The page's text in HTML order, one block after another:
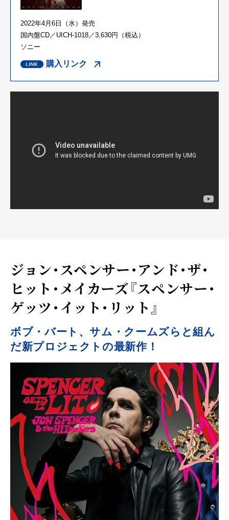
2022年4月6日（水）発売
国内盤CD／UICH-1018／3,630円（税込）
ソニー
購入リンク
ジョン・スペンサー・アンド・ザ・
ヒット・メイカーズ『スペンサー・
ゲッツ・イット・リット』
ボブ・バート、サム・クームズらと組ん
だ新プロジェクトの最新作！